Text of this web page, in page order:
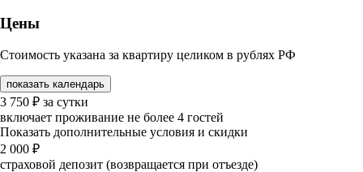
Цены
Стоимость указана за квартиру целиком в рублях РФ
показать календарь
3 750 ₽ за сутки
включает проживание не более 4 гостей
Показать дополнительные условия и скидки
2 000 ₽
страховой депозит (возвращается при отъезде)